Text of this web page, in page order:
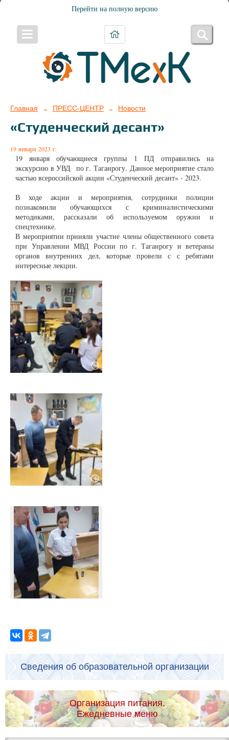
Перейти на полную версию
Главная → ПРЕСС-ЦЕНТР → Новости
«Студенческий десант»
19 января 2023 г.
19 января обучающиеся группы 1 ПД отправились на
экскурсию в УВД по г. Таганрогу. Данное мероприятие стало
частью всероссийской акции «Студенческий десант» - 2023.
В ходе акции и мероприятия, сотрудники полиции
познакомили обучающихся с криминалистическими
методиками, рассказали об используемом оружии и
спецтехнике.
В мероприятии приняли участие члены общественного совета
при Управлении МВД России по г. Таганрогу и ветераны
органов внутренних дел, которые провели с с ребятами
интересные лекции.
Сведения об образовательной организации
Организация питания.
Ежедневные меню